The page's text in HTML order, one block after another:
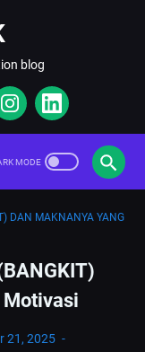
blog
DAN MAKNANYA YANG
Motivasi
21, 2025